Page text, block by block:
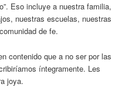
Eso incluye a nuestra familia,
nuestras escuelas, nuestras
de fe.
contenido que a no ser por las
íntegramente. Les
joya.